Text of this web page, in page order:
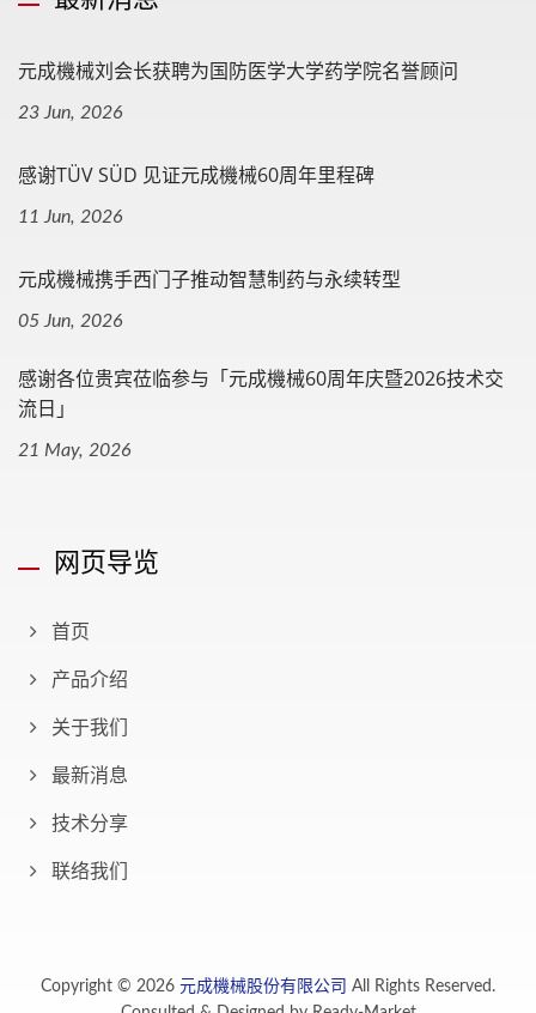
元成機械刘会长获聘为国防医学大学药学院名誉顾问
23 Jun, 2026
感谢TÜV SÜD 见证元成機械60周年里程碑
11 Jun, 2026
元成機械携手西门子推动智慧制药与永续转型
05 Jun, 2026
感谢各位贵宾莅临参与「元成機械60周年庆暨2026技术交
流日」
21 May, 2026
网页导览
首页
产品介绍
关于我们
最新消息
技术分享
联络我们
Copyright © 2026 元成機械股份有限公司 All Rights Reserved.